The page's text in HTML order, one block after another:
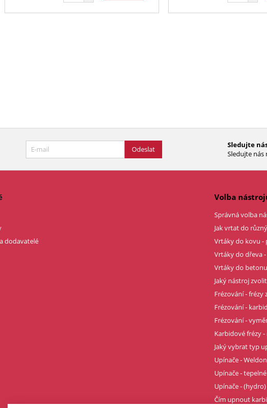
Odeslat
Sledujte
Sledujte nás
dodavatelé
Volba
Správná volba
Jak vrtat do
Vrtáky do kovu -
Vrtáky do dřeva
Vrtáky do
Jaký nástroj
Frézování - frézy
Frézování -
Frézování -
Karbidové frézy
Jaký vybrat typ
Upínače -
Upínače - tepelné
Upínače -
Čím upnout